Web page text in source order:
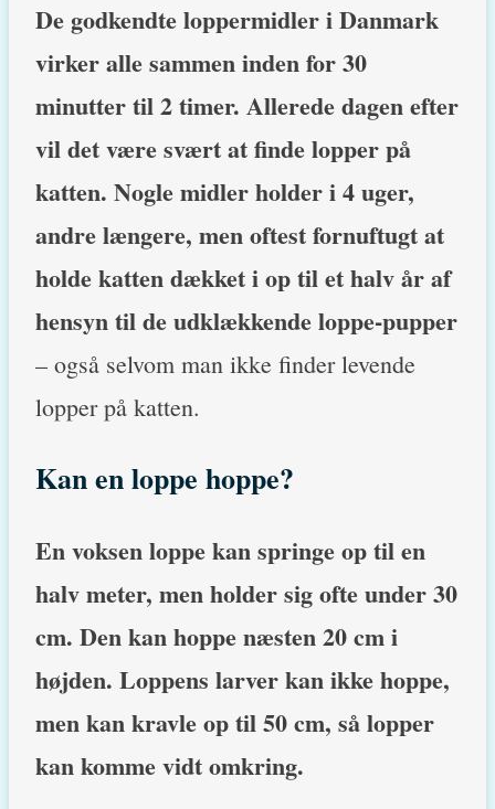
De godkendte loppermidler i Danmark
virker alle sammen inden for 30
minutter til 2 timer. Allerede dagen efter
vil det være svært at finde lopper på
katten. Nogle midler holder i 4 uger,
andre længere, men oftest fornuftugt at
holde katten dækket i op til et halv år af
hensyn til de udklækkende loppe-pupper
– også selvom man ikke finder levende
lopper på katten.
Kan en loppe hoppe?
En voksen loppe kan springe op til en
halv meter, men holder sig ofte under 30
cm. Den kan hoppe næsten 20 cm i
højden. Loppens larver kan ikke hoppe,
men kan kravle op til 50 cm, så lopper
kan komme vidt omkring.